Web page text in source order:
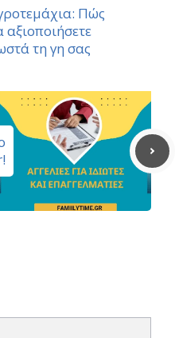
Πώς
αξιοποιήσετε
τη γη σας